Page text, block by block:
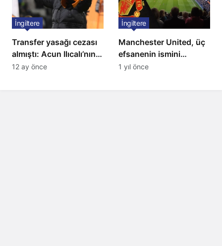
Transfer yasağı cezası
almıştı: Acun Ilıcalı’nın
ekibi Hull City’ye kötü
İngiltere
12 ay önce
Manchester United, üç
efsanenin ismini
yasakladı
İngiltere
1 yıl önce